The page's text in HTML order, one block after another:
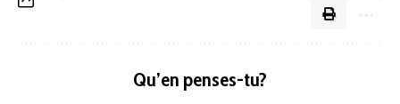
Qu’en penses-tu?